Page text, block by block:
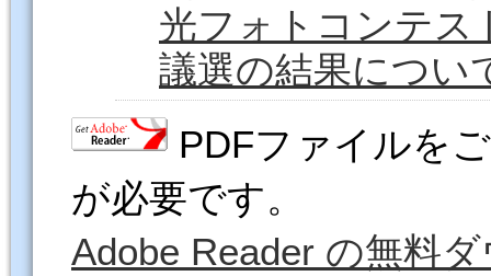
光フォトコンテス
議選の結果につい
PDFファイルを
が必要です。
Adobe Reader の無料